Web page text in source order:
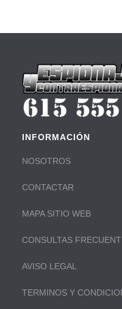
INFORMACIÓN
NOSOTROS
CONTACTAR
MAPA SITIO WEB
CONSULTAS
AVISO LEGAL
TERMINOS Y